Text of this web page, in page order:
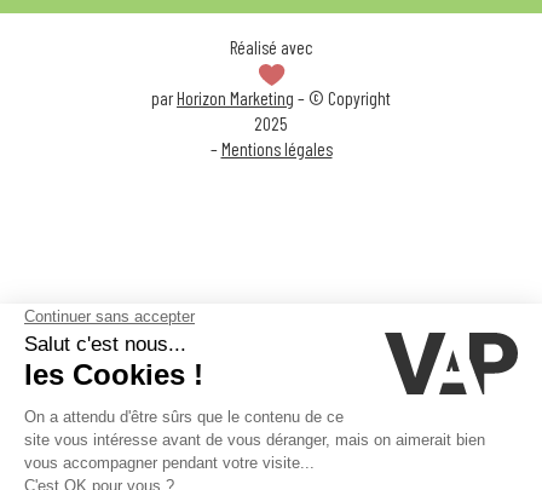
Réalisé avec
parHorizon Marketing – © Copyright
2025
–Mentions légales